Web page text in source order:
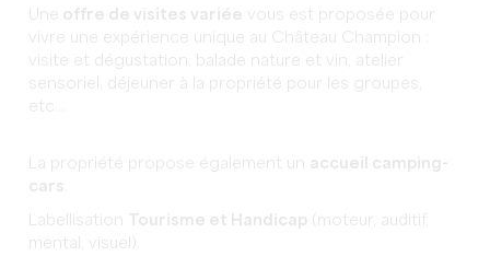
Une offre de visites variée vous est proposée pour
vivre une expérience unique au Château Champion :
visite et dégustation, balade nature et vin, atelier
sensoriel, déjeuner à la propriété pour les groupes,
etc...
La propriété propose également un accueil camping-
cars
Labellisation Tourisme et Handicap (moteur, auditif,
mental, visuel).